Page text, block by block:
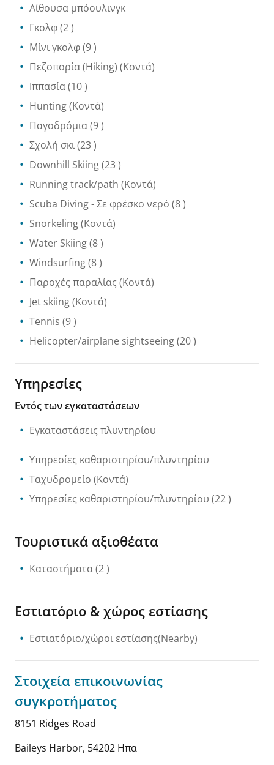
Αίθουσα μπόουλινγκ
Γκολφ(2 )
Μίνι γκολφ(9 )
Πεζοπορία (Hiking) (Κοντά)
Ιππασία(10 )
Hunting(Κοντά)
Παγοδρόμια(9 )
Σχολή σκι(23 )
Downhill Skiing(23 )
Running track/path (Κοντά)
Scuba Diving- Σε φρέσκο νερό (8 )
Snorkeling(Κοντά)
Water Skiing(8 )
Windsurfing(8 )
Παροχές παραλίας (Κοντά)
Jet skiing(Κοντά)
Tennis (9 )
Helicopter/airplane sightseeing(20 )
Υπηρεσίες
Εντός των εγκαταστάσεων
Εγκαταστάσεις πλυντηρίου
Υπηρεσίες καθαριστηρίου/πλυντηρίου
Ταχυδρομείο (Κοντά)
Υπηρεσίες καθαριστηρίου/πλυντηρίου (22 )
Τουριστικά αξιοθέατα
Καταστήματα(2 )
Εστιατόριο & χώρος εστίασης
Εστιατόριο/χώροι εστίασης(Nearby)
Στοιχεία επικοινωνίας
συγκροτήματος
8151 Ridges Road
Baileys Harbor, 54202 Ηπα